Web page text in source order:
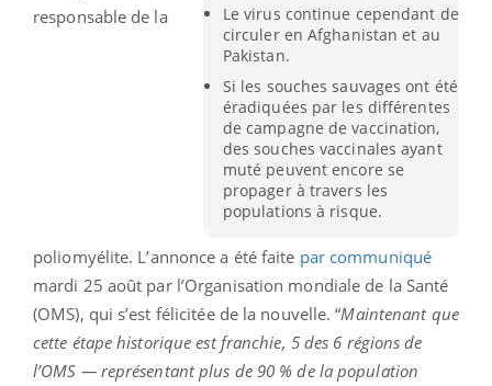
Le virus continue cependant de
circuler en Afghanistan et au
Pakistan.
Si les souches sauvages ont été
éradiquées par les différentes
de campagne de vaccination,
des souches vaccinales ayant
muté peuvent encore se
propager à travers les
populations à risque.
responsable de la
poliomyélite. L’annonce a été faite par communiqué
mardi 25 août par l’Organisation mondiale de la Santé
(OMS), qui s’est félicitée de la nouvelle. “Maintenant que
cette étape historique est franchie, 5 des 6 régions de
l’OMS — représentant plus de 90 % de la population